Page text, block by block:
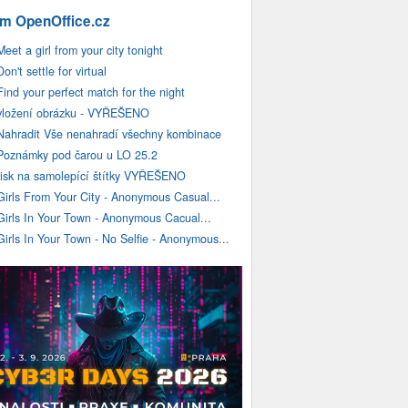
OpenOffice.cz
a girl from your city tonight
settle for virtual
your perfect match for the night
obrázku - VYŘEŠENO
Vše nenahradí všechny kombinace
pod čarou u LO 25.2
na samolepící štítky VYŘEŠENO
From Your City - Anonymous Casual...
In Your Town - Anonymous Cacual...
In Your Town - No Selfie - Anonymous...